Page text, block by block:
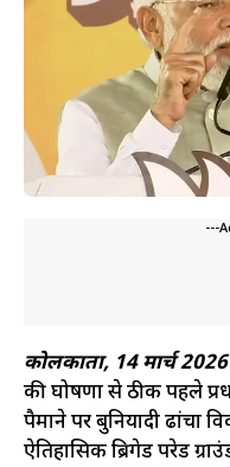
---
कोलकाता, 14 मार्च
की घोषणा से ठीक पहले
पैमाने पर बुनियादी ढांचा
ऐतिहासिक ब्रिगेड परेड